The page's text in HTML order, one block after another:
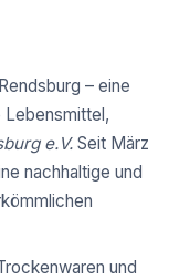
– eine
Lebensmittel,
e.V. Seit März
nachhaltige und
und